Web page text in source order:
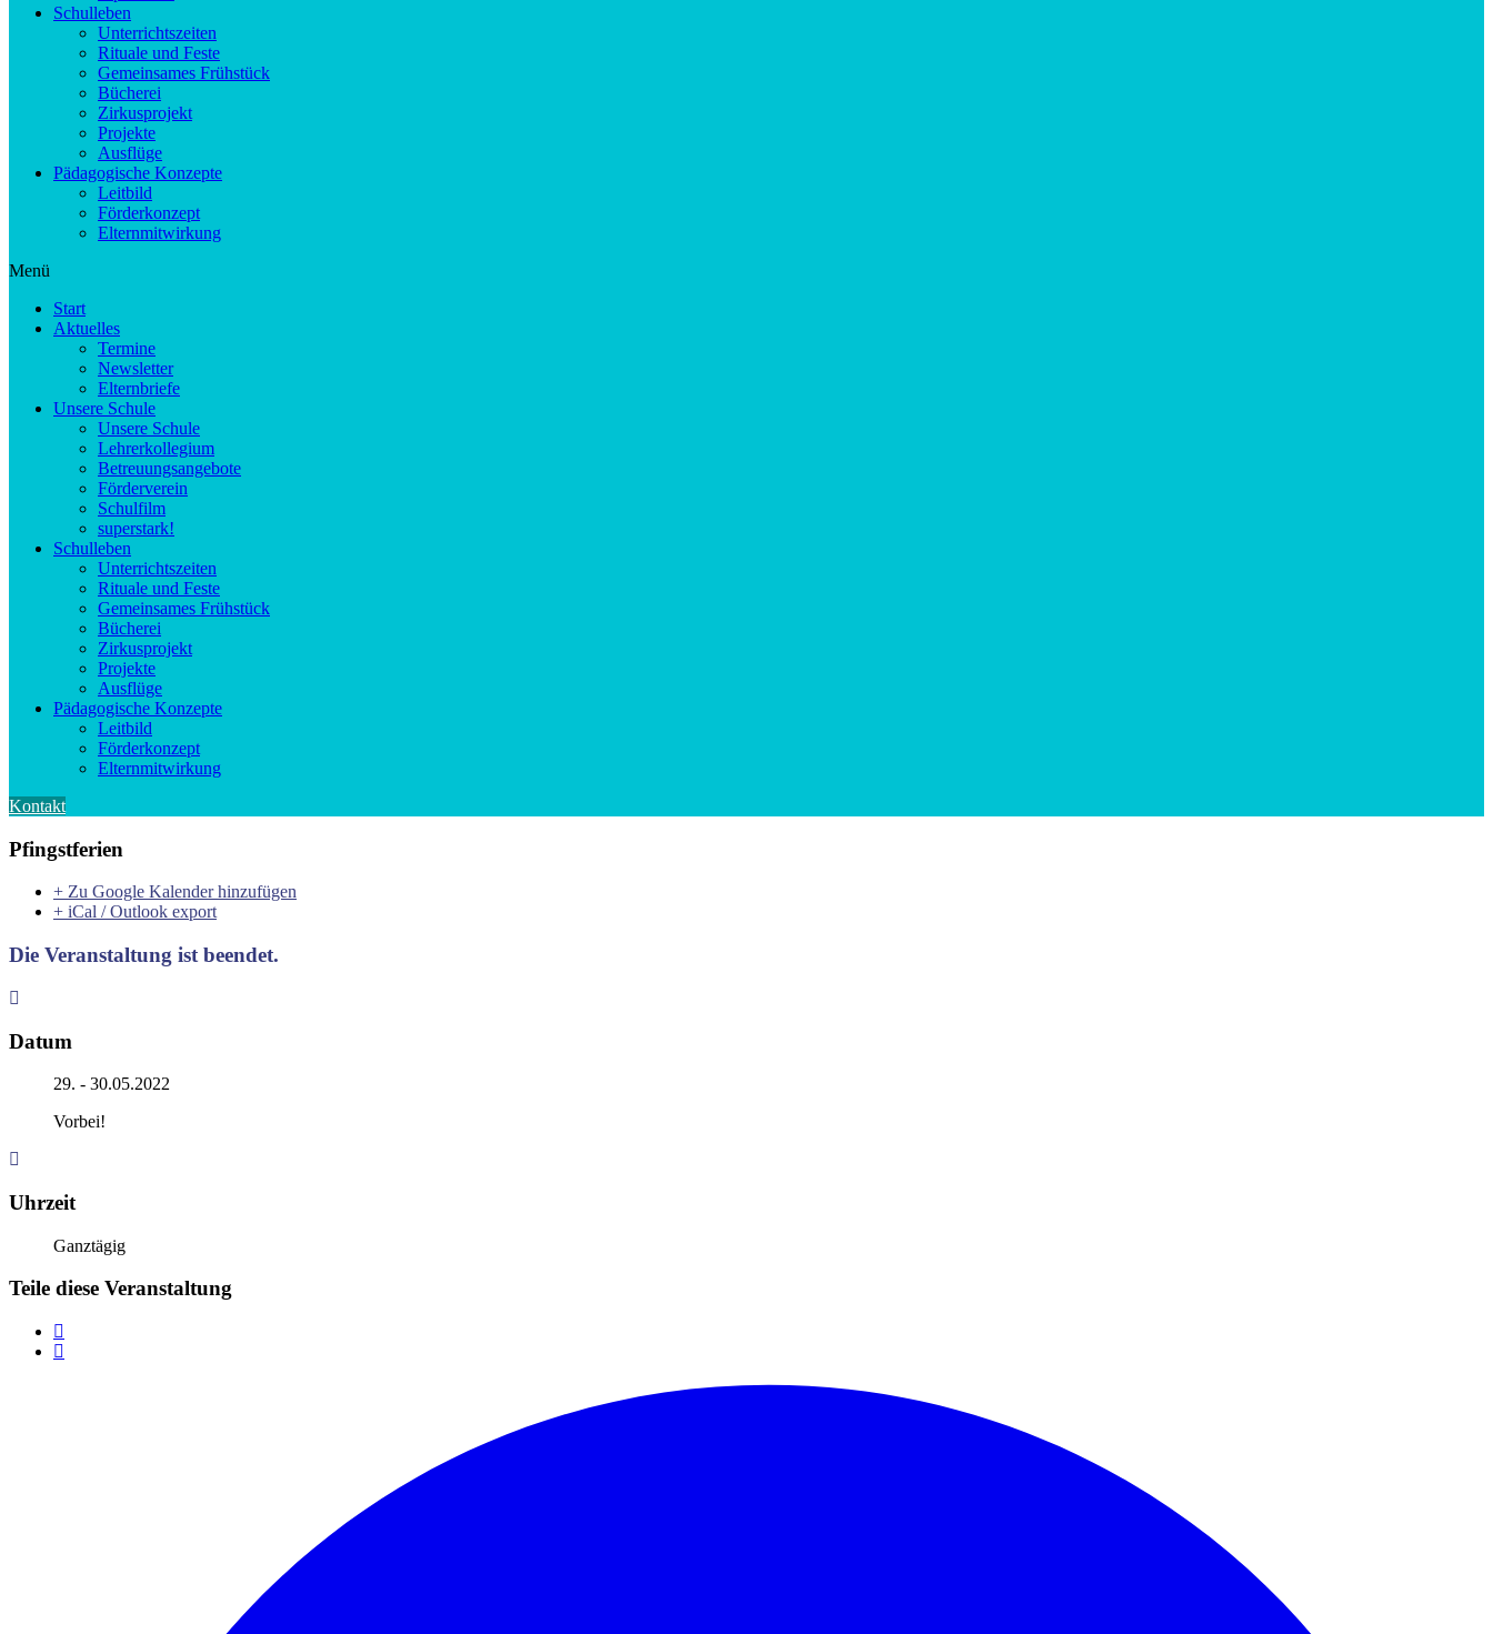
Schulleben
Unterrichtszeiten
Rituale und Feste
Gemeinsames Frühstück
Bücherei
Zirkusprojekt
Projekte
Ausflüge
Pädagogische Konzepte
Leitbild
Förderkonzept
Elternmitwirkung
Menü
Start
Aktuelles
Termine
Newsletter
Elternbriefe
Unsere Schule
Unsere Schule
Lehrerkollegium
Betreuungsangebote
Förderverein
Schulfilm
superstark!
Schulleben
Unterrichtszeiten
Rituale und Feste
Gemeinsames Frühstück
Bücherei
Zirkusprojekt
Projekte
Ausflüge
Pädagogische Konzepte
Leitbild
Förderkonzept
Elternmitwirkung
Kontakt
Pfingstferien
+ Zu Google Kalender hinzufügen
+ iCal / Outlook export
Die Veranstaltung ist beendet.
Datum
29. - 30.05.2022
Vorbei!
Uhrzeit
Ganztägig
Teile diese Veranstaltung